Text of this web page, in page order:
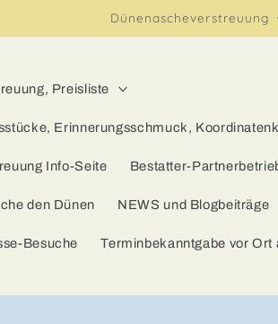
Dünenascheverstreuung
Preisliste
Erinnerungsschmuck,
Info-Seite Bestatter-
den Dünen NEWS und Blogbeiträge
Besuche Terminbekanntgabe vor Ort